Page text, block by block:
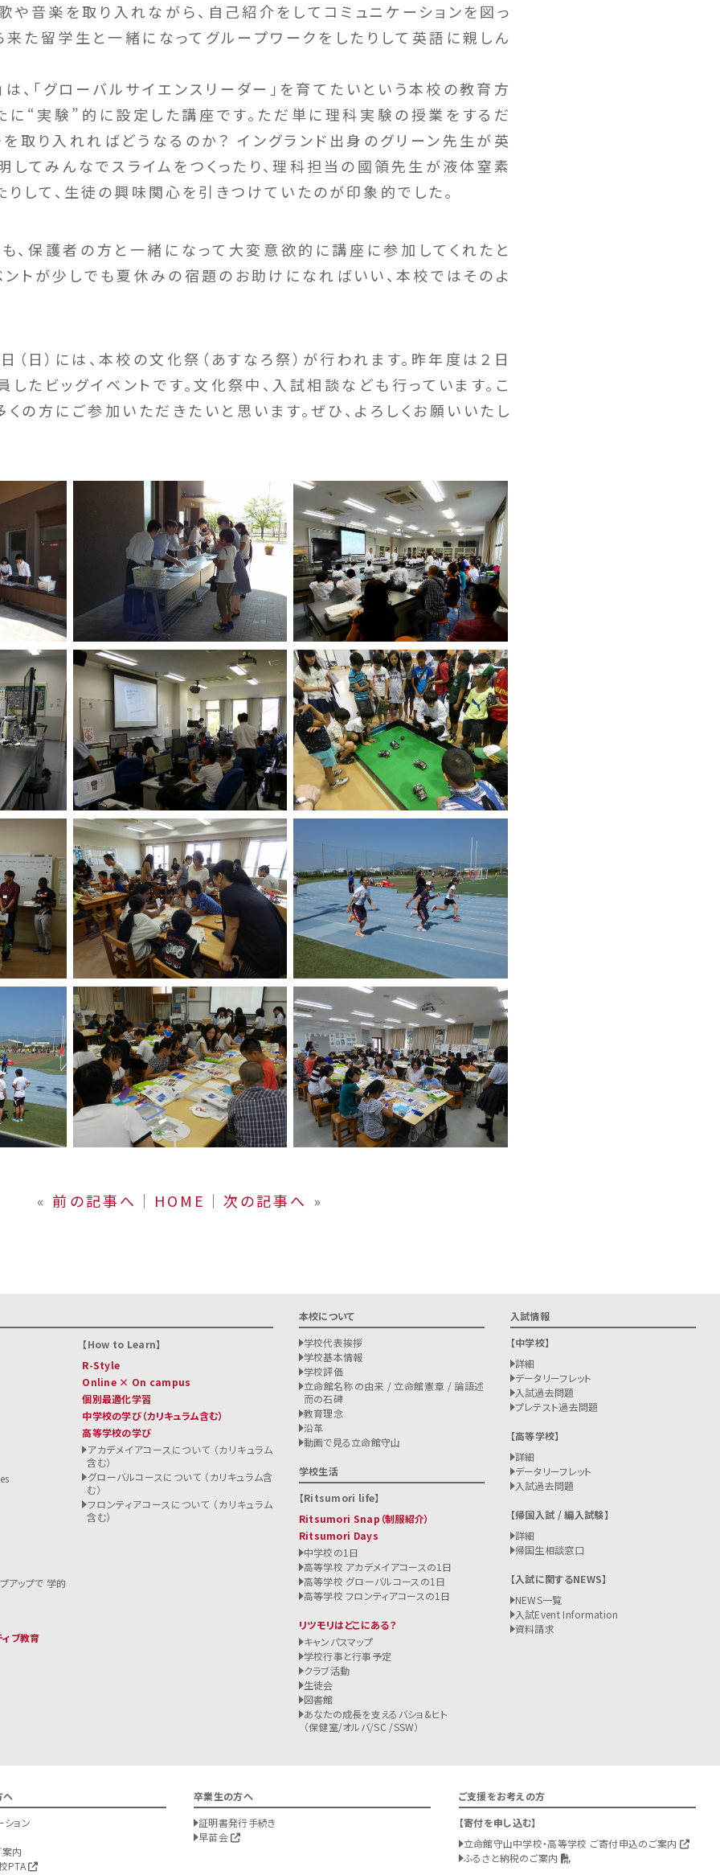
や音楽を取り入れながら、自己紹介をしてコミュニケーションを図っ
来た留学生と一緒になってグループワークをしたりして英語に親しん
「グローバルサイエンスリーダー」を育てたいという本校の教育方
に“実験”的に設定した講座です。ただ単に理科実験の授業をするだ
を取り入れればどうなるのか？ イングランド出身のグリーン先生が英
してみんなでスライムをつくったり、理科担当の國領先生が液体窒素
して、生徒の興味関心を引きつけていたのが印象的でした。
保護者の方と一緒になって大変意欲的に講座に参加してくれたと
ントが少しでも夏休みの宿題のお助けになればいい、本校ではそのよ
日）には、本校の文化祭（あすなろ祭）が行われます。昨年度は２日
たビッグイベントです。文化祭中、入試相談なども行っています。こ
の方にご参加いただきたいと思います。ぜひ、よろしくお願いいたし
« 前の記事へ │ HOME │ 次の記事へ »
アップで 学的
ィブ教育
How to Learn
R-Style
Online × On campus
個別最適化学習
中学校の学び（カリキュラム含む）
高等学校の学び
アカデメイアコースについて （カリキュラム
含む）
グローバルコースについて （カリキュラム含
む）
フロンティアコースについて （カリキュラム
含む）
本校について
学校代表挨拶
学校基本情報
学校評価
立命館名称の由来 / 立命館憲章 / 論語述
而の石碑
教育理念
沿革
動画で見る立命館守山
学校生活
Ritsumori life
Ritsumori Snap（制服紹介）
Ritsumori Days
中学校の1日
高等学校 アカデメイアコースの1日
高等学校 グローバルコースの1日
高等学校 フロンティアコースの1日
リツモリはどこにある？
キャンパスマップ
学校行事と行事予定
クラブ活動
生徒会
図書館
あなたの成長を支えるバショ&ヒト
（保健室/オルバ/SC /SSW）
入試情報
中学校
詳細
データリーフレット
入試過去問題
プレテスト過去問題
高等学校
詳細
データリーフレット
入試過去問題
帰国入試 / 編入試験
詳細
帰国生相談窓口
入試に関するNEWS
NEWS一覧
入試Event Information
資料請求
へ
ション
内
PTA
卒業生の方へ
証明書発行手続き
早苗会
ご支援をお考えの方
寄付を申し込む
立命館守山中学校・高等学校 ご寄付申込のご案内
ふるさと納税のご案内